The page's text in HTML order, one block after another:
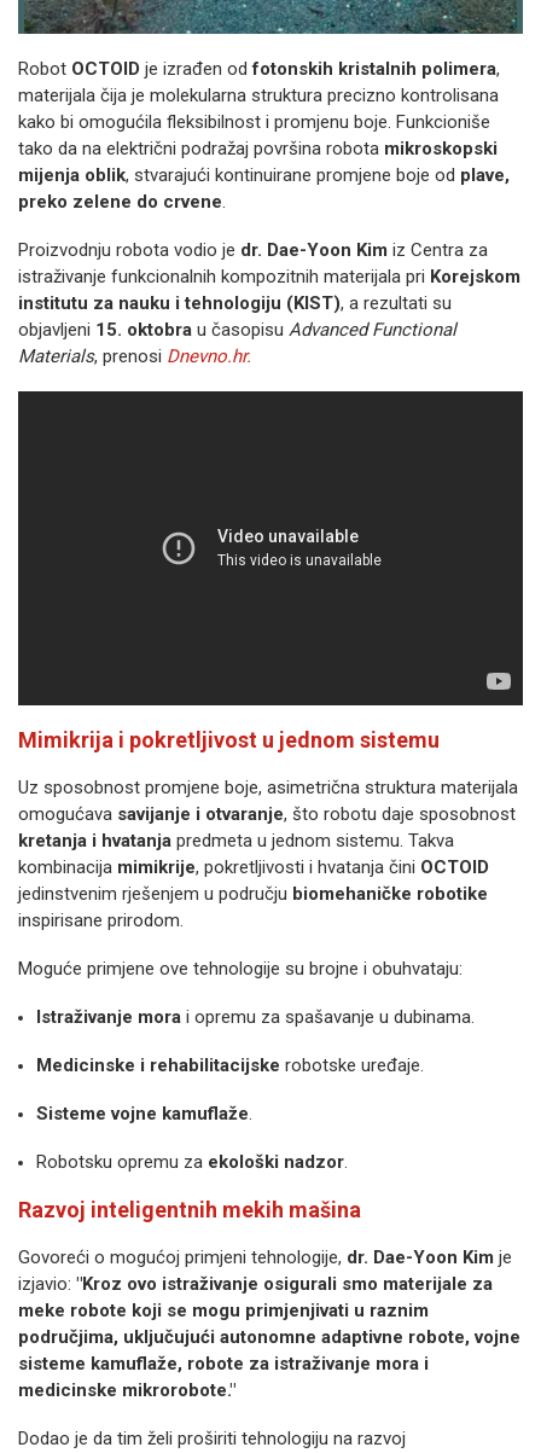
Robot OCTOID je izrađen odfotonskih kristalnih polimera,
materijala čija je molekularna struktura precizno kontrolisana
kako bi omogućila fleksibilnost i promjenu boje. Funkcioniše
tako da na električni podražaj površina robota mikroskopski
mijenja oblik, stvarajući kontinuirane promjene boje od plave,
preko zelene do crvene.
Proizvodnju robota vodio je dr. Dae-Yoon Kim iz Centra za
istraživanje funkcionalnih kompozitnih materijala pri Korejskom
institutu za nauku i tehnologiju (KIST), a rezultati su
objavljeni 15. oktobra u časopisu Advanced Functional
Materials, prenosi Dnevno.hr.
Mimikrija i pokretljivost u jednom sistemu
Uz sposobnost promjene boje, asimetrična struktura materijala
omogućava savijanje i otvaranje, što robotu daje sposobnost
kretanja i hvatanja predmeta u jednom sistemu. Takva
kombinacija mimikrije, pokretljivosti i hvatanja čini OCTOID
jedinstvenim rješenjem u području biomehaničke robotike
inspirisane prirodom.
Moguće primjene ove tehnologije su brojne i obuhvataju:
Istraživanje mora i opremu za spašavanje u dubinama.
Medicinske i rehabilitacijske robotske uređaje.
Sisteme vojne kamuflaže.
Robotsku opremu za ekološki nadzor.
Razvoj inteligentnih mekih mašina
Govoreći o mogućoj primjeni tehnologije, dr. Dae-Yoon Kim je
izjavio: "Kroz ovo istraživanje osigurali smo materijale za
meke robote koji se mogu primjenjivati u raznim
područjima, uključujući autonomne adaptivne robote, vojne
sisteme kamuflaže, robote za istraživanje mora i
medicinske mikrorobote."
Dodao je da tim želi proširiti tehnologiju na razvoj